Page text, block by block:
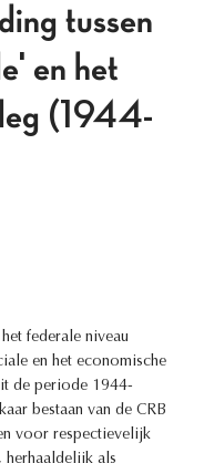
tussen
en het
(1944-
federale niveau
en het economische
de periode 1944-
bestaan van de CRB
voor respectievelijk